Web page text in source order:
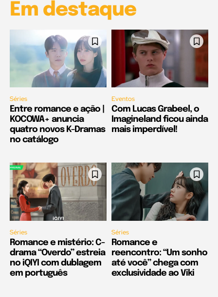
Em destaque
Séries
Entre romance e ação |
KOCOWA+ anuncia
quatro novos K-Dramas
no catálogo
Eventos
Com Lucas Grabeel, o
Imagineland ficou ainda
mais imperdível!
Séries
Romance e mistério: C-
drama “Overdo” estreia
no iQIYI com dublagem
em português
Séries
Romance e
reencontro: “Um sonho
até você” chega com
exclusividade ao Viki